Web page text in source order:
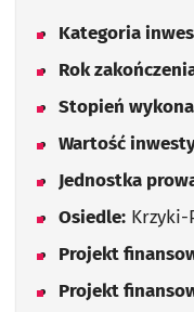
Kategoria
Rok
Stopień
Wartość
Jednostka
Osiedle: Krzyki-
Projekt
Projekt